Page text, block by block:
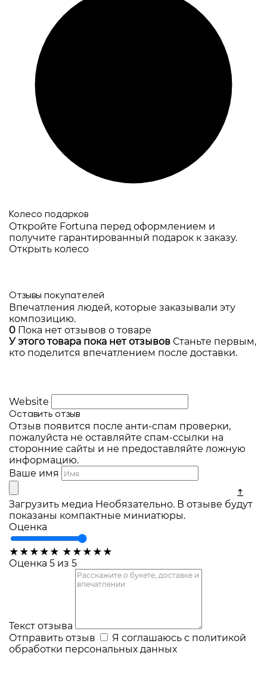
Колесо подарков
Откройте Fortuna перед оформлением и
получите гарантированный подарок к заказу.
Открыть колесо
Отзывы покупателей
Впечатления людей, которые заказывали эту
композицию.
0 Пока нет отзывов о товаре
У этого товара пока нет отзывов Станьте первым,
кто поделится впечатлением после доставки.
Website
Оставить отзыв
Отзыв появится после анти-спам проверки,
пожалуйста не оставляйте спам-ссылки на
сторонние сайты и не предоставляйте ложную
информацию.
Ваше имя
Загрузить медиа Необязательно. В отзыве будут
показаны компактные миниатюры.
Оценка
★ ★ ★ ★ ★ ★ ★ ★ ★ ★
Оценка 5 из 5
Текст отзыва
Отправить отзыв
Я соглашаюсь с политикой
обработки персональных данных